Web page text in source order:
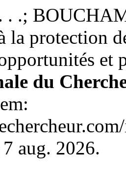
. .;
la protection
et
du
aug. 2026.